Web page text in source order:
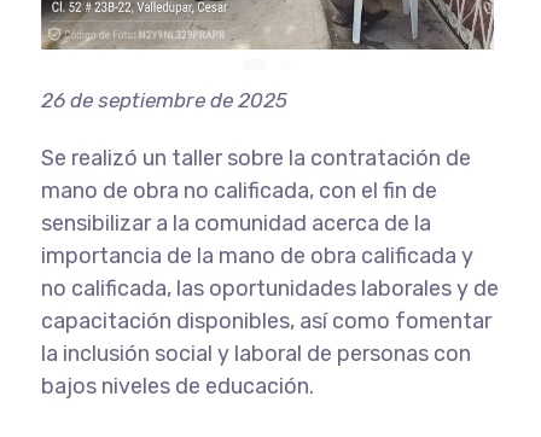
26 de septiembre de 2025
Se realizó un taller sobre la contratación de
mano de obra no calificada, con el fin de
sensibilizar a la comunidad acerca de la
importancia de la mano de obra calificada y
no calificada, las oportunidades laborales y de
capacitación disponibles, así como fomentar
la inclusión social y laboral de personas con
bajos niveles de educación.